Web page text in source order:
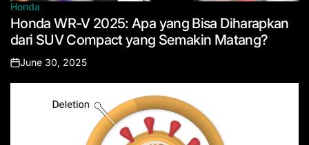
Posted
in
Honda
Honda WR-V 2025: Apa yang Bisa Diharapkan
dari SUV Compact yang Semakin Matang?
Posted
on
June 30, 2025